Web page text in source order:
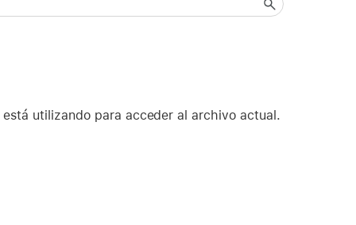
utilizando para acceder al archivo actual.